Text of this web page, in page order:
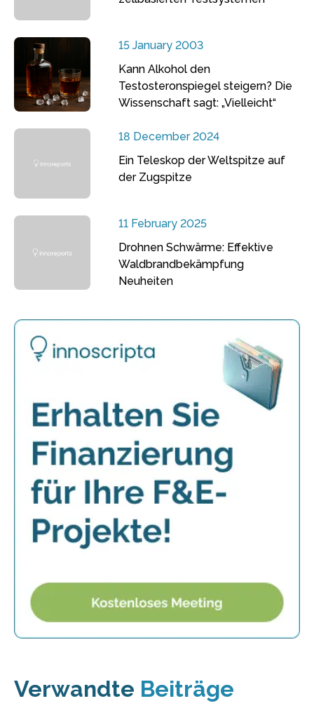
15 January 2003
Kann Alkohol den
Testosteronspiegel steigern? Die
Wissenschaft sagt: „Vielleicht“
18 December 2024
Ein Teleskop der Weltspitze auf
der Zugspitze
11 February 2025
Drohnen Schwärme: Effektive
Waldbrandbekämpfung
Neuheiten
Verwandte Beiträge